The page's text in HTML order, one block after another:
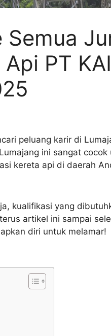
Semua
PT KAI
peluang karir di
ini sangat
kereta api di daerah
kualifikasi yang
artikel ini sampai
diri untuk melamar!